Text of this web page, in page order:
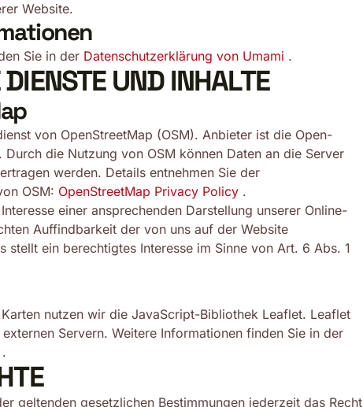
Website.
Sie in der Datenschutzerklärung von Umami .
UND INHALTE
von OpenStreetMap (OSM). Anbieter ist die Open-
Durch die Nutzung von OSM können Daten an die Server
werden. Details entnehmen Sie der
OSM: OpenStreetMap Privacy Policy .
einer ansprechenden Darstellung unserer Online-
Auffindbarkeit der von uns auf der Website
stellt ein berechtigtes Interesse im Sinne von Art. 6 Abs. 1
nutzen wir die JavaScript-Bibliothek Leaflet. Leaflet
Servern. Weitere Informationen finden Sie in der
.
geltenden gesetzlichen Bestimmungen jederzeit das Recht